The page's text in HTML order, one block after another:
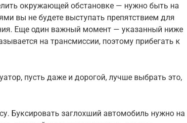
окружающей обстановке — нужно быть на
вы не будете выступать препятствием для
Еще один важный момент — указанный ниже
на трансмиссии, поэтому прибегать к
пусть даже и дорогой, лучше выбрать это,
Буксировать заглохший автомобиль нужно на